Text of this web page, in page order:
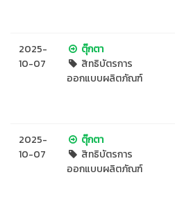
2025-
10-07
ตุ๊กตา
สิทธิบัตรการ
ออกแบบผลิตภัณฑ์
2025-
10-07
ตุ๊กตา
สิทธิบัตรการ
ออกแบบผลิตภัณฑ์